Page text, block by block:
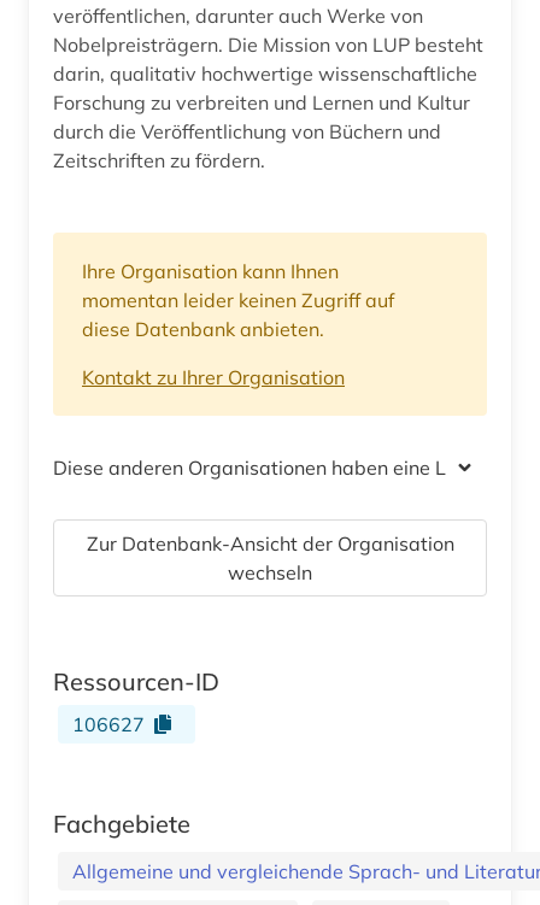
veröffentlichen, darunter auch Werke von
Nobelpreisträgern. Die Mission von LUP besteht
darin, qualitativ hochwertige wissenschaftliche
Forschung zu verbreiten und Lernen und Kultur
durch die Veröffentlichung von Büchern und
Zeitschriften zu fördern.
Ihre Organisation kann Ihnen
momentan leider keinen Zugriff auf
diese Datenbank anbieten.
Kontakt zu Ihrer Organisation
Diese anderen Organisationen haben eine Lizenz
Zur Datenbank-Ansicht der Organisation
wechseln
Ressourcen-ID
106627
Fachgebiete
Allgemeine und vergleichende Sprach- und